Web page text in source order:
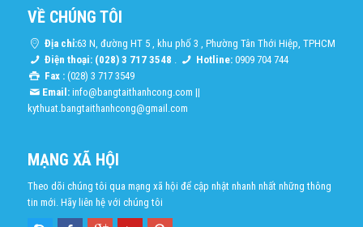
VỀ CHÚNG TÔI
Địa chỉ:63 N, đường HT 5 , khu phố 3 , Phường Tân Thới Hiệp, TPHCM
Điện thoại: (028) 3 717 3548 . Hotline: 0909 704 744
Fax :(028) 3 717 3549
Email: info@bangtaithanhcong.com ||
kythuat.bangtaithanhcong@gmail.com
MẠNG XÃ HỘI
Theo dõi chúng tôi qua mạng xã hội để cập nhật nhanh nhất những thông
tin mới. Hãy liên hệ với chúng tôi